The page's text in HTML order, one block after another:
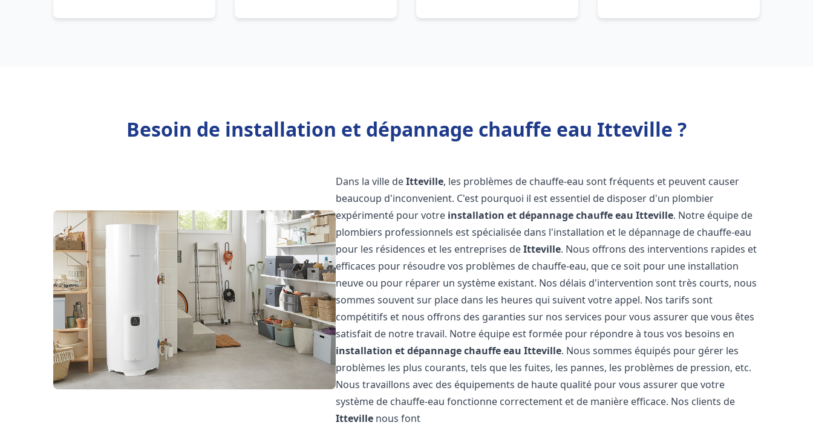
Besoin de installation et dépannage chauffe eau Itteville ?
Dans la ville deItteville, les problèmes de chauffe-eau sont fréquents et peuvent causer
beaucoup d'inconvenient. C'est pourquoi il est essentiel de disposer d'un plombier
expérimenté pour votre installation et dépannage chauffe eau Itteville. Notre équipe de
plombiers professionnels est spécialisée dans l'installation et le dépannage de chauffe-eau
pour les résidences et les entreprises deItteville. Nous offrons des interventions rapides et
efficaces pour résoudre vos problèmes de chauffe-eau, que ce soit pour une installation
neuve ou pour réparer un système existant. Nos délais d'intervention sont très courts, nous
sommes souvent sur place dans les heures qui suivent votre appel. Nos tarifs sont
compétitifs et nous offrons des garanties sur nos services pour vous assurer que vous êtes
satisfait de notre travail. Notre équipe est formée pour répondre à tous vos besoins en
installation et dépannage chauffe eau Itteville. Nous sommes équipés pour gérer les
problèmes les plus courants, tels que les fuites, les pannes, les problèmes de pression, etc.
Nous travaillons avec des équipements de haute qualité pour vous assurer que votre
système de chauffe-eau fonctionne correctement et de manière efficace. Nos clients de
Itteville nous font